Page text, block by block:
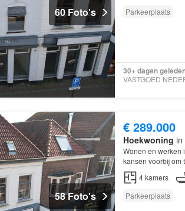
60 Foto's
Parkeerplaats
30+ dagen
58 Foto's
€ 289.000
Hoekwoning in
Wonen en werken
kansen voorbij
4kamers
Parkeerplaats